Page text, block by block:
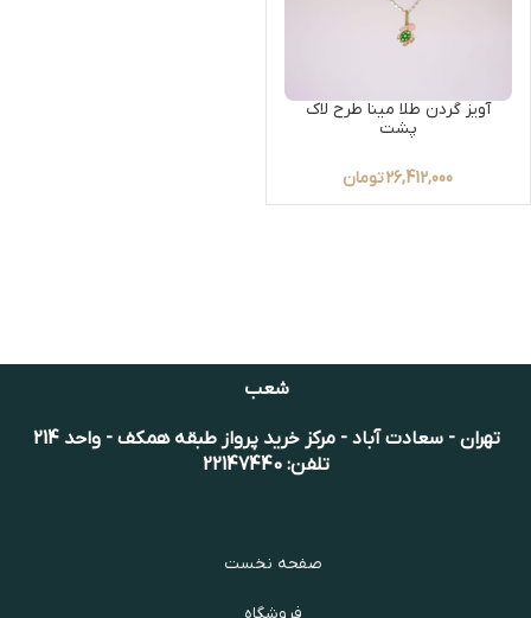
آویز گردن طلا مینا طرح لاک
پشت
26,412,000تومان
شعب
تلفن: 22147440
صفحه نخست
فروشگاه